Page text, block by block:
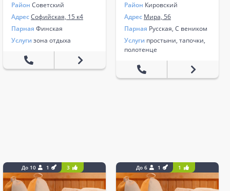
Район Советский
АдресСофийская, 15 к4
Парная Финская
Услуги зона отдыха
Район Кировский
Адрес Мира, 56
Парная Русская, С веником
Услуги простыни, тапочки,
полотенце
До 10 1 3 До 6 1 1